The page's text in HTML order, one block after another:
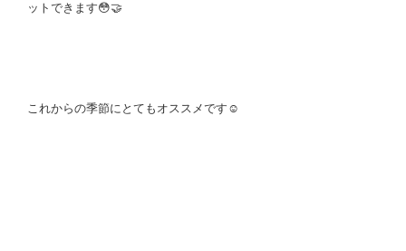
ットできます😳🤝
これからの季節にとてもオススメです☺️